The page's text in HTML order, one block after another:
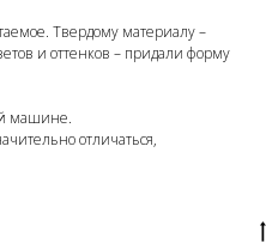
Твердому материалу –
и оттенков – придали форму
машине.
отличаться,